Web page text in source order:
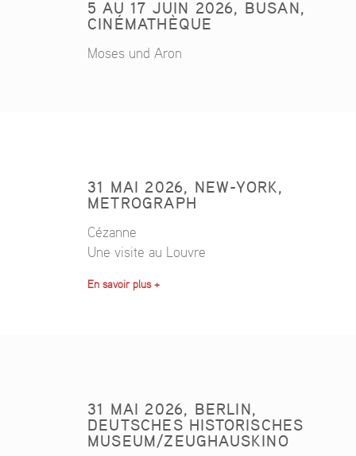
5 AU 17 JUIN 2026, BUSAN,
CINÉMATHÈQUE
Moses und Aron
31 MAI 2026, NEW-YORK,
METROGRAPH
Cézanne
Une visite au Louvre
En savoir plus +
31 MAI 2026, BERLIN,
DEUTSCHES HISTORISCHES
MUSEUM/ZEUGHAUSKINO